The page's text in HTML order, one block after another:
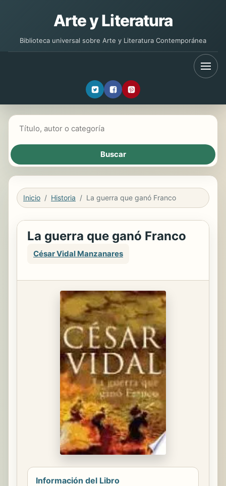
Arte y Literatura
Biblioteca universal sobre Arte y Literatura Contemporánea
Inicio Historia La guerra que ganó Franco
La guerra que ganó Franco
César Vidal Manzanares
Información del Libro